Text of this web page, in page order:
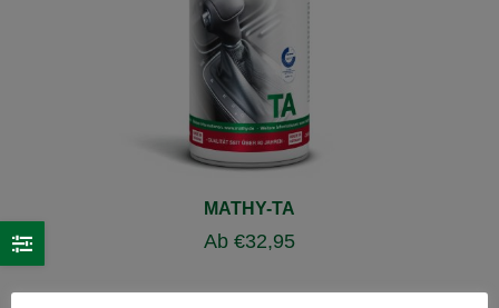
MATHY-TA
Ab €32,95